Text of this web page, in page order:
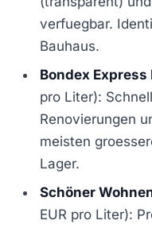
verfuegbar.
Bauhaus.
Bondex
pro Liter):
Renovierungen
meisten
Lager.
Schöner
EUR pro Liter):